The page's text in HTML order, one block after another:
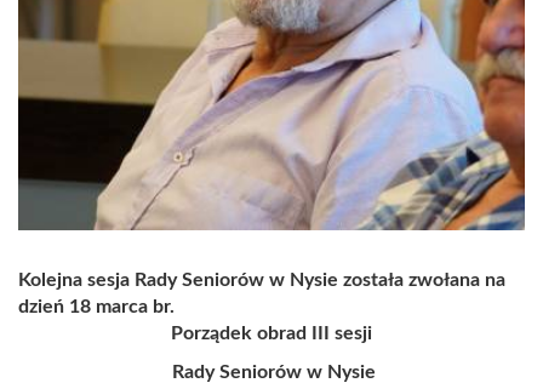
Kolejna sesja Rady Seniorów w Nysie została zwołana na
dzień 18 marca br.
Porządek obrad III sesji
Rady Seniorów w Nysie